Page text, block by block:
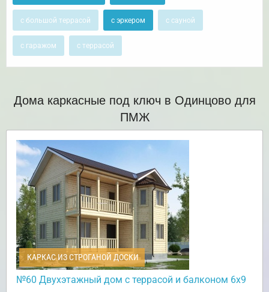
с большой террасой с эркером с сауной
с гаражом с террасой
Дома каркасные под ключ в Одинцово для
ПМЖ
КАРКАС ИЗ СТРОГАНОЙ ДОСКИ
№60 Двухэтажный дом с террасой и балконом 6х9